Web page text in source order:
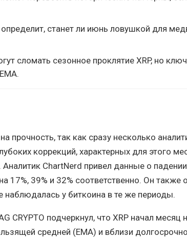
станет ли июнь ловушкой для
сломать сезонное проклятие XRP, но
прочность, так как сразу несколько
коррекций, характерных для этого
ChartNerd привел данные о
17%, 39% и 32% соответственно. Он также
наблюдалась у биткоина в те же периоды.
CRYPTO подчеркнул, что XRP начал месяц
средней (EMA) и вблизи